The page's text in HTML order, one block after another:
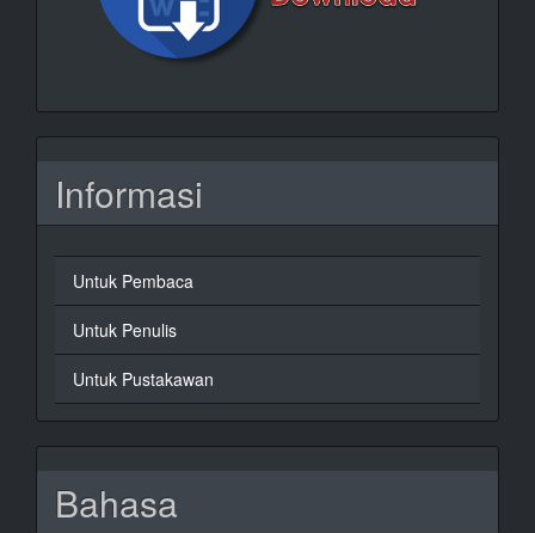
Informasi
Untuk Pembaca
Untuk Penulis
Untuk Pustakawan
Bahasa